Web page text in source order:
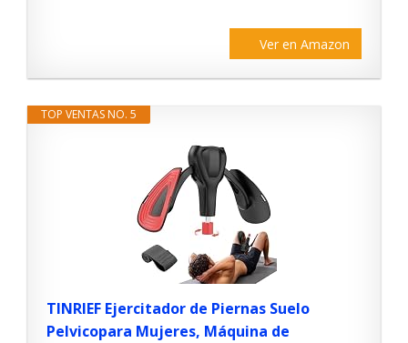
Ver en Amazon
TOP VENTAS NO. 5
TINRIEF Ejercitador de Piernas Suelo
Pelvicopara Mujeres, Máquina de